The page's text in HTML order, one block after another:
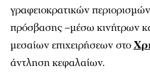
γραφειοκρατικών
πρόσβασης –μέσω κινήτρων
μεσαίων επιχειρήσεων στο
άντληση κεφαλαίων.